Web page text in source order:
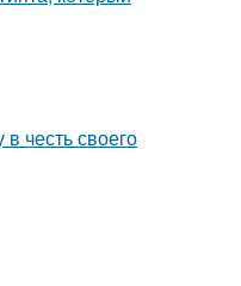
честь своего